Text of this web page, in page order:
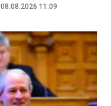
08.08.2026 11:09